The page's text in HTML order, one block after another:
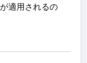
適用されるの